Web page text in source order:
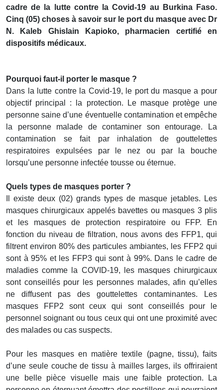
cadre de la lutte contre la Covid-19 au Burkina Faso.
Cinq (05) choses à savoir sur le port du masque avec Dr
N. Kaleb Ghislain Kapioko, pharmacien certifié en
dispositifs médicaux.
Pourquoi faut-il porter le masque ?
Dans la lutte contre la Covid-19, le port du masque a pour
objectif principal : la protection. Le masque protège une
personne saine d’une éventuelle contamination et empêche
la personne malade de contaminer son entourage. La
contamination se fait par inhalation de gouttelettes
respiratoires expulsées par le nez ou par la bouche
lorsqu’une personne infectée tousse ou éternue.
Quels types de masques porter ?
Il existe deux (02) grands types de masque jetables. Les
masques chirurgicaux appelés bavettes ou masques 3 plis
et les masques de protection respiratoire ou FFP. En
fonction du niveau de filtration, nous avons des FFP1, qui
filtrent environ 80% des particules ambiantes, les FFP2 qui
sont à 95% et les FFP3 qui sont à 99%. Dans le cadre de
maladies comme la COVID-19, les masques chirurgicaux
sont conseillés pour les personnes malades, afin qu’elles
ne diffusent pas des gouttelettes contaminantes. Les
masques FFP2 sont ceux qui sont conseillés pour le
personnel soignant ou tous ceux qui ont une proximité avec
des malades ou cas suspects.
Pour les masques en matière textile (pagne, tissu), faits
d’une seule couche de tissu à mailles larges, ils offriraient
une belle pièce visuelle mais une faible protection. La